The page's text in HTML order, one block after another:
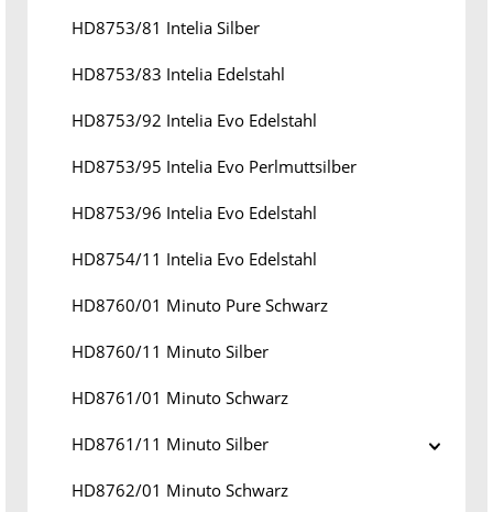
HD8753/81 Intelia Silber
HD8753/83 Intelia Edelstahl
HD8753/92 Intelia Evo Edelstahl
HD8753/95 Intelia Evo Perlmuttsilber
HD8753/96 Intelia Evo Edelstahl
HD8754/11 Intelia Evo Edelstahl
HD8760/01 Minuto Pure Schwarz
HD8760/11 Minuto Silber
HD8761/01 Minuto Schwarz
HD8761/11 Minuto Silber
HD8762/01 Minuto Schwarz